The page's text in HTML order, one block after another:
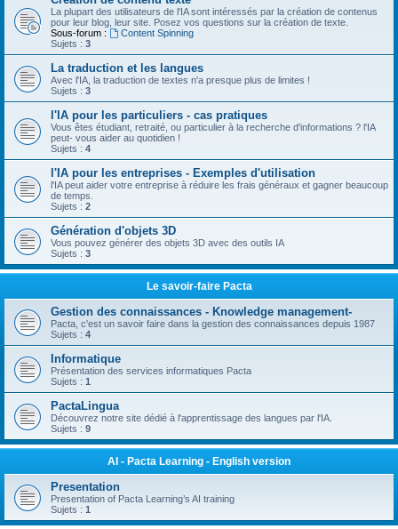
La plupart des utilisateurs de l'IA sont intéressés par la création de contenus
pour leur blog, leur site. Posez vos questions sur la création de texte.
Sous-forum :
Content Spinning
Sujets : 3
La traduction et les langues
Avec l'IA, la traduction de textes n'a presque plus de limites !
Sujets : 3
l'IA pour les particuliers - cas pratiques
Vous êtes étudiant, retraité, ou particulier à la recherche d'informations ? l'IA
peut- vous aider au quotidien !
Sujets : 4
l'IA pour les entreprises - Exemples d'utilisation
l'IA peut aider votre entreprise à réduire les frais généraux et gagner beaucoup
de temps.
Sujets : 2
Génération d'objets 3D
Vous pouvez générer des objets 3D avec des outils IA
Sujets : 3
Le savoir-faire Pacta
Gestion des connaissances - Knowledge management-
Pacta, c'est un savoir faire dans la gestion des connaissances depuis 1987
Sujets : 4
Informatique
Présentation des services informatiques Pacta
Sujets : 1
PactaLingua
Découvrez notre site dédié à l'apprentissage des langues par l'IA.
Sujets : 9
AI - Pacta Learning - English version
Presentation
Presentation of Pacta Learning’s AI training
Sujets : 1